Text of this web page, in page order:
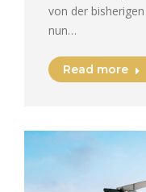
von der
nun…
Read more